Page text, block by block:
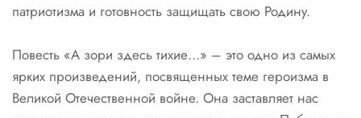
патриотизма и готовность защищать свою Родину.
Повесть «А зори здесь тихие…» – это одно из самых
ярких произведений, посвященных теме героизма в
Великой Отечественной войне. Она заставляет нас